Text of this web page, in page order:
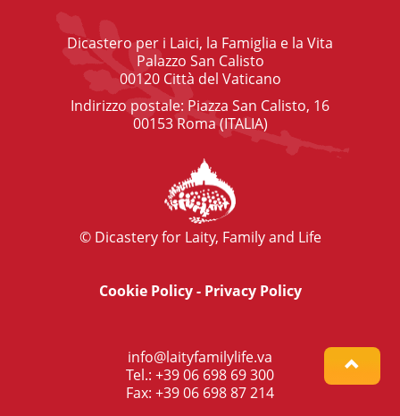
Dicastero per i Laici, la Famiglia e la Vita
Palazzo San Calisto
00120 Città del Vaticano
Indirizzo postale: Piazza San Calisto, 16
00153 Roma (ITALIA)
© Dicastery for Laity, Family and Life
Cookie Policy- Privacy Policy
info@laityfamilylife.va
Tel.: +39 06 698 69 300
Fax: +39 06 698 87 214